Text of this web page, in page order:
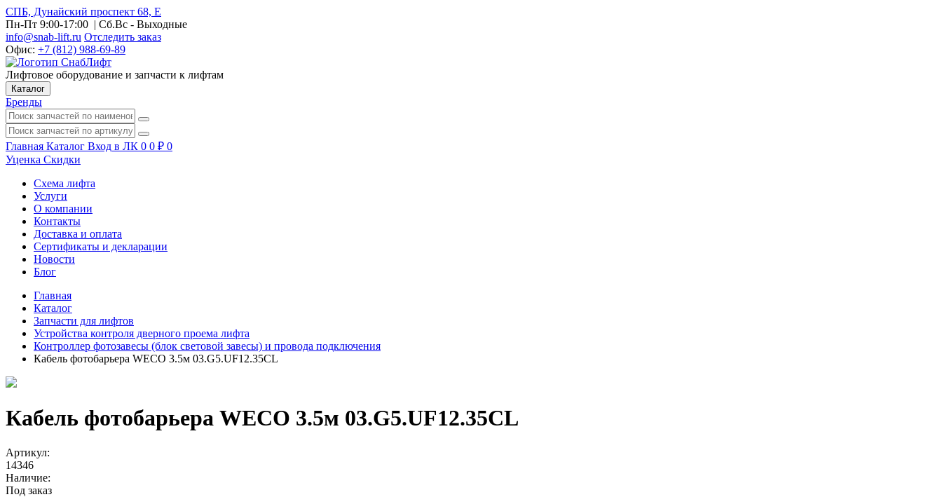
СПБ, Дунайский проспект 68, Е
Пн-Пт 9:00-17:00 | Сб.Вс - Выходные
info@snab-lift.ru Отследить заказ
Офис: +7 (812) 988-69-89
Лифтовое оборудование и запчасти к лифтам
Каталог
Бренды
Главная Каталог Вход в ЛК 0 0 ₽ 0
Уценка Скидки
Схема лифта
Услуги
О компании
Контакты
Доставка и оплата
Сертификаты и декларации
Новости
Блог
Главная
Каталог
Запчасти для лифтов
Устройства контроля дверного проема лифта
Контроллер фотозавесы (блок световой завесы) и провода подключения
Кабель фотобарьера WECO 3.5м 03.G5.UF12.35CL
Кабель фотобарьера WECO 3.5м 03.G5.UF12.35CL
Артикул:
14346
Наличие:
Под заказ